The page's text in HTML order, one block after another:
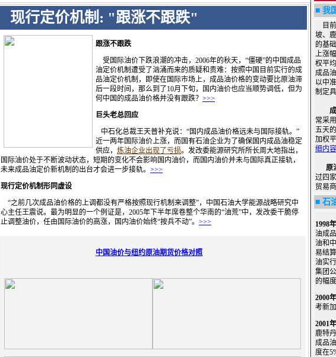
现行定价机制: "跟涨不跟跌"
跟涨不跟跌
受国际油价下跌浪潮的冲击，2006年的秋天，“僵硬”的中国成品
油定价机制遭受了汹涌而来的质疑和责难：按照中国目前实行的成
品油定价机制，即使在国际市场上，成品油价格的变动要比原油滞
后一段时间，那么到了10月下旬，国内油价也应当顺势调低，但为
何中国的成品油价格并没有跟跌？ >>>
巨头老总回应
中石化总裁王天普补充说：“国内成品油价格远未与国际接轨。”
近一两年国际油价上涨，而国有石油企业为了确保国内成品油稳定
供应， 炼油企业出现了亏损。发改委能源研究所所长周大地指出，
国际油价处于不断波动状态，短期的变化不会影响国内油价，而国内油价并未与国际真正接轨，
未来成品油定价新机制的出台才会进一步接轨。 >>>
现行定价机制形同虚设
“之前几次成品油价格的上调都没有严格按照现行机制来调整”，中国石油大学能源战略研究中
心主任王震说。最为明显的一个例证是，2005年下半年席卷整个华南的“油荒”中，发改委干脆停
止调整油价，任由国际油价的高涨，国内油价始终“按兵不动”。 >>>
中国油价与纽约原油期货价格对照
■ 我
目前
坡、
的基
上涨
权平
成品
以中
制定
常采
五天
加权
细内
原
过四
贸易
■ 石
1998
油成
油和
易结
油实
集团
的幅
2000
考新
2001
鹿特
成品
度在